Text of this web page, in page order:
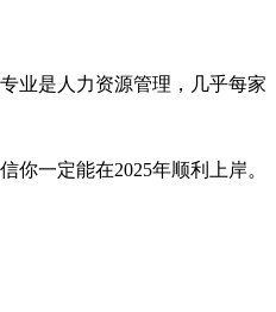
业是人力资源管理，几乎每家
一定能在2025年顺利上岸。